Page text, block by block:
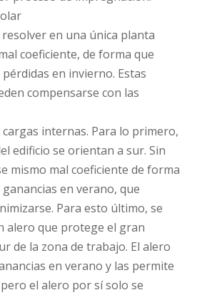
en una única planta
coeficiente, de forma que
en invierno. Estas
compensarse con las
internas. Para lo primero,
edificio se orientan a sur. Sin
mismo mal coeficiente de forma
en verano, que
Para esto último, se
alero que protege el gran
de la zona de trabajo. El alero
en verano y las permite
el alero por sí solo se